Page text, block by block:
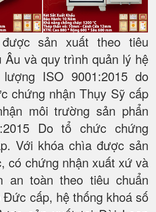
sản xuất theo tiêu
Âu và quy trình quản lý hệ
ISO 9001:2015 do
chứng nhận Thụy Sỹ cấp
môi trường sản phẩn
Do tổ chức chứng
Với khóa chìa được sản
có chứng nhận xuất xứ và
an toàn theo tiêu chuẩn
Đức cấp, hệ thống khoá số